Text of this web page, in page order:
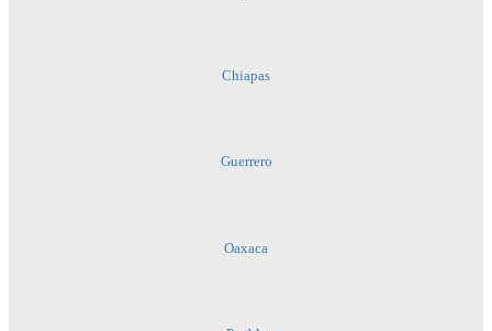
Chiapas
Guerrero
Oaxaca